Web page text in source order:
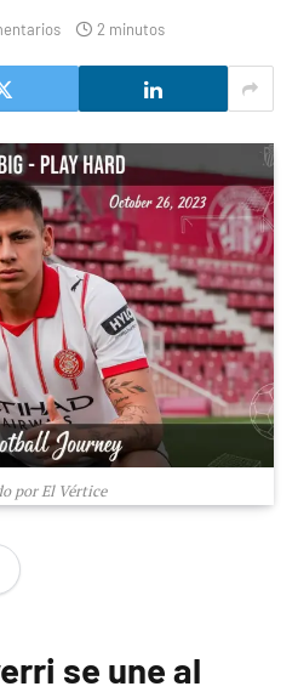
2 minutos
por El Vértice
se une al